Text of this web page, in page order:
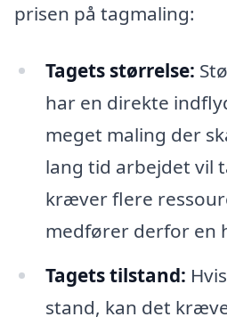
prisen på tagmaling:
Tagets størrelse:
har en direkte
meget maling der
lang tid arbejdet vil
kræver flere
medfører derfor en
Tagets tilstand:
stand, kan det